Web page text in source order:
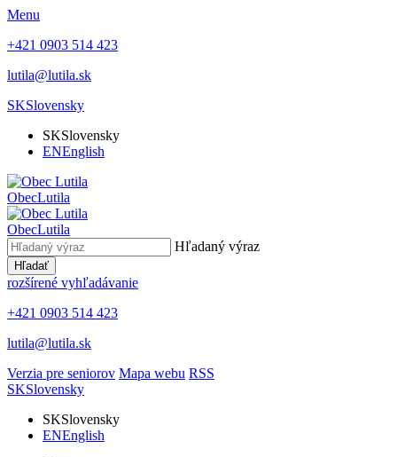
Menu
+421 0903 514 423
lutila@lutila.sk
SKSlovensky
SKSlovensky
ENEnglish
ObecLutila
ObecLutila
Hľadaný výraz
Hľadať
rozšírené vyhľadávanie
+421 0903 514 423
lutila@lutila.sk
Verzia pre seniorov Mapa webu RSS
SKSlovensky
SKSlovensky
ENEnglish